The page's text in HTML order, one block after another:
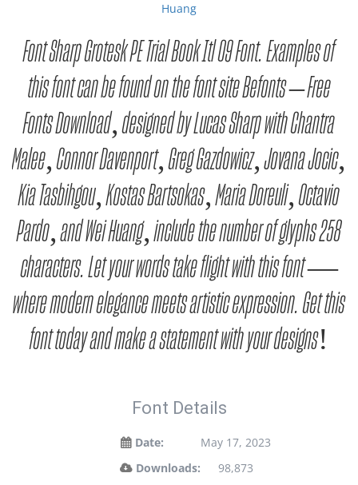
Huang
Font Sharp Grotesk PE Trial Book Itl 09 Font. Examples of
this font can be found on the font site Befonts – Free
Fonts Download, designed by Lucas Sharp with Chantra
Malee, Connor Davenport, Greg Gazdowicz, Jovana Jocic,
Kia Tasbihgou, Kostas Bartsokas, Maria Doreuli, Octavio
Pardo, and Wei Huang, include the number of glyphs 258
characters. Let your words take flight with this font —
where modern elegance meets artistic expression. Get this
font today and make a statement with your designs!
Font Details
Date:
May 17, 2023
Downloads:
98,873